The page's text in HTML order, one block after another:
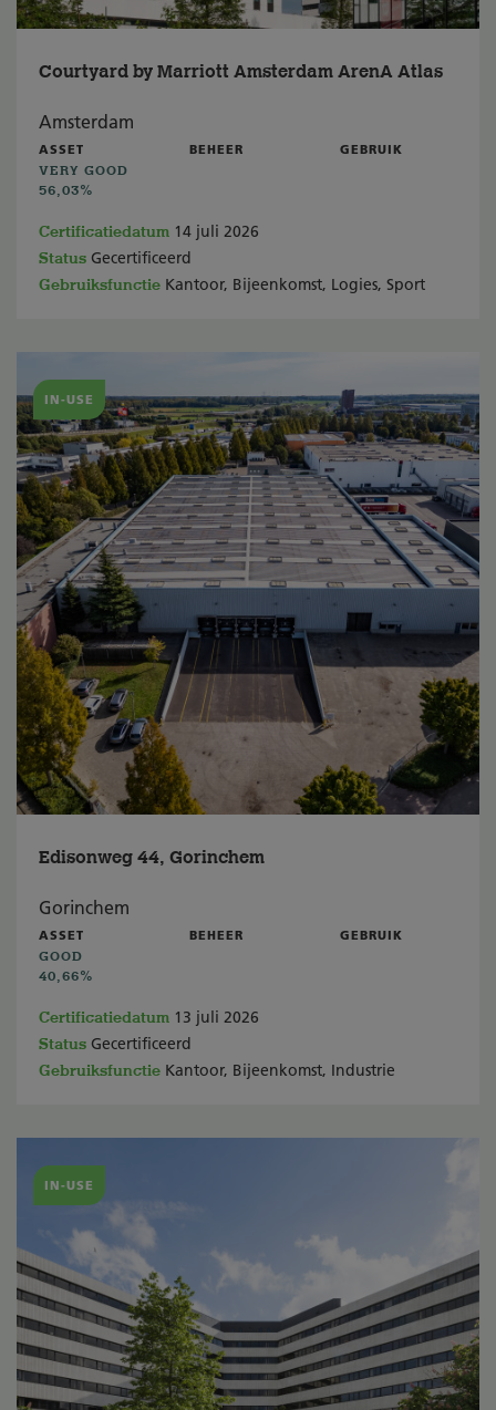
Courtyard by Marriott Amsterdam ArenA Atlas
Amsterdam
ASSET
VERY GOOD
56,03%
BEHEER GEBRUIK
Certificatiedatum 14 juli 2026
Status Gecertificeerd
Gebruiksfunctie Kantoor, Bijeenkomst, Logies, Sport
IN-USE
Edisonweg 44, Gorinchem
Gorinchem
ASSET
GOOD
40,66%
BEHEER GEBRUIK
Certificatiedatum 13 juli 2026
Status Gecertificeerd
Gebruiksfunctie Kantoor, Bijeenkomst, Industrie
IN-USE